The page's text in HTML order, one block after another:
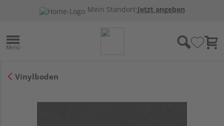
Mein Standort:Jetzt angeben
Vinylboden